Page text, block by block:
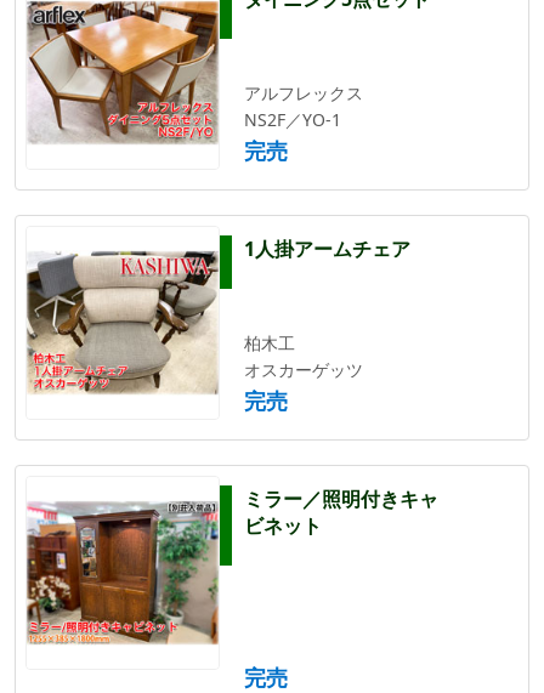
アルフレックス
NS2F／YO-1
完売
1人掛アームチェア
柏木工
オスカーゲッツ
完売
ミラー／照明付きキャ
ビネット
完売